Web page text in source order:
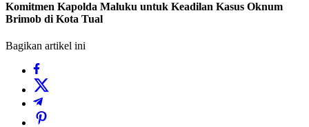
Komitmen Kapolda Maluku untuk Keadilan Kasus Oknum
Brimob di Kota Tual
Bagikan artikel ini